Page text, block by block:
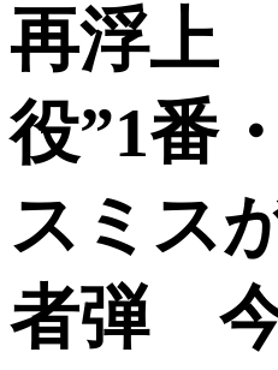
再浮上
役”1番
スミス
者弾